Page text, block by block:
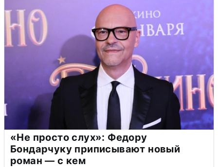
«Не просто слух»: Федору
Бондарчуку приписывают новый
роман — с кем